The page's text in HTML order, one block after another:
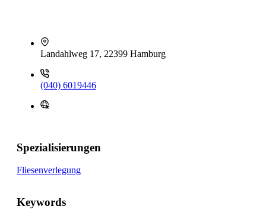
Landahlweg 17, 22399 Hamburg
(040) 6019446
Spezialisierungen
Fliesenverlegung
Keywords